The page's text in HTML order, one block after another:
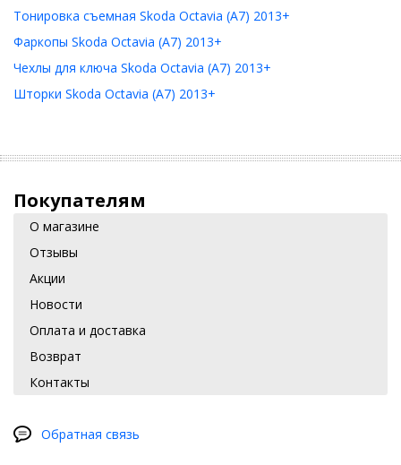
Тонировка съемная Skoda Octavia (A7) 2013+
Фаркопы Skoda Octavia (A7) 2013+
Чехлы для ключа Skoda Octavia (A7) 2013+
Шторки Skoda Octavia (A7) 2013+
Покупателям
О магазине
Отзывы
Акции
Новости
Оплата и доставка
Возврат
Контакты
Обратная связь